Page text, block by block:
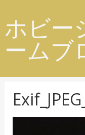
ホビー
ームブ